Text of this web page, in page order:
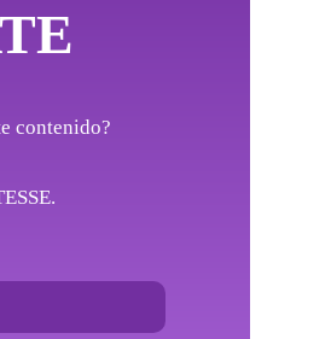
contenido?